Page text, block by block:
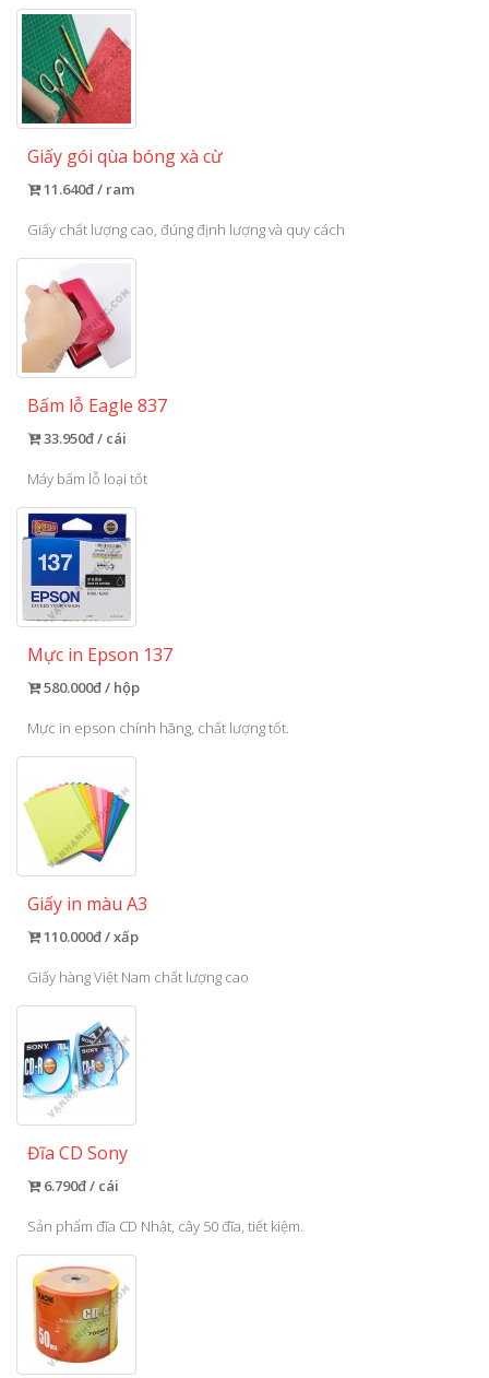
Giấy gói qùa bóng xà cừ
11.640đ / ram
Giấy chất lượng cao, đúng định lượng và quy cách
Bấm lỗ Eagle 837
33.950đ / cái
Máy bấm lỗ loại tốt
Mực in Epson 137
580.000đ / hộp
Mực in epson chính hãng, chất lượng tốt.
Giấy in màu A3
110.000đ / xấp
Giấy hàng Việt Nam chất lượng cao
Đĩa CD Sony
6.790đ / cái
Sản phẩm đĩa CD Nhật, cây 50 đĩa, tiết kiệm.